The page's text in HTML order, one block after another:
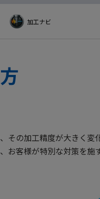
加工ナビ
の加工精度が大きく変
客様が特別な対策を